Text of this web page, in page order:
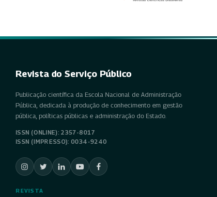
Revista do Serviço Público
Publicação científica da Escola Nacional de Administração
Pública, dedicada à produção de conhecimento em gestão
pública, políticas públicas e administração do Estado.
ISSN (ONLINE): 2357-8017
ISSN (IMPRESSO): 0034-9240
REVISTA